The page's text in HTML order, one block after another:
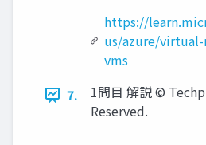
https://
us/azure/
vms
7.
1問目 解説 ©
Reserved.